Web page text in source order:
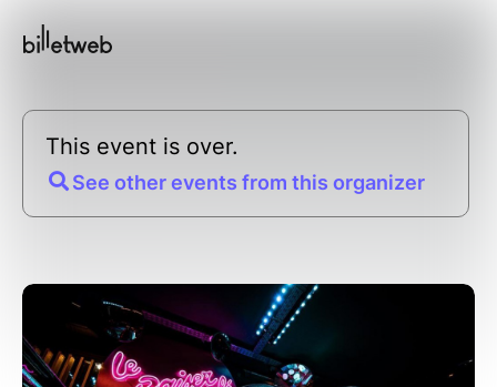
This event is over.
See other events from this organizer